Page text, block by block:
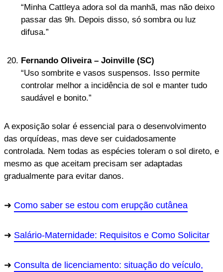
“Minha Cattleya adora sol da manhã, mas não deixo
passar das 9h. Depois disso, só sombra ou luz
difusa.”
Fernando Oliveira – Joinville (SC)
“Uso sombrite e vasos suspensos. Isso permite
controlar melhor a incidência de sol e manter tudo
saudável e bonito.”
A exposição solar é essencial para o desenvolvimento
das orquídeas, mas deve ser cuidadosamente
controlada. Nem todas as espécies toleram o sol direto, e
mesmo as que aceitam precisam ser adaptadas
gradualmente para evitar danos.
Como saber se estou com erupção cutânea
Salário-Maternidade: Requisitos e Como Solicitar
Consulta de licenciamento: situação do veículo,